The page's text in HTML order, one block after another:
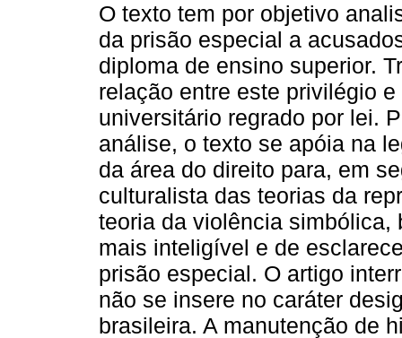
O texto tem por objetivo
da prisão especial a
diploma de ensino superior.
relação entre este privilégio
universitário regrado por lei.
análise, o texto se apóia na
da área do direito para, em
culturalista das teorias da
teoria da violência simbólica,
mais inteligível e de
prisão especial. O artigo
não se insere no caráter
brasileira. A manutenção de